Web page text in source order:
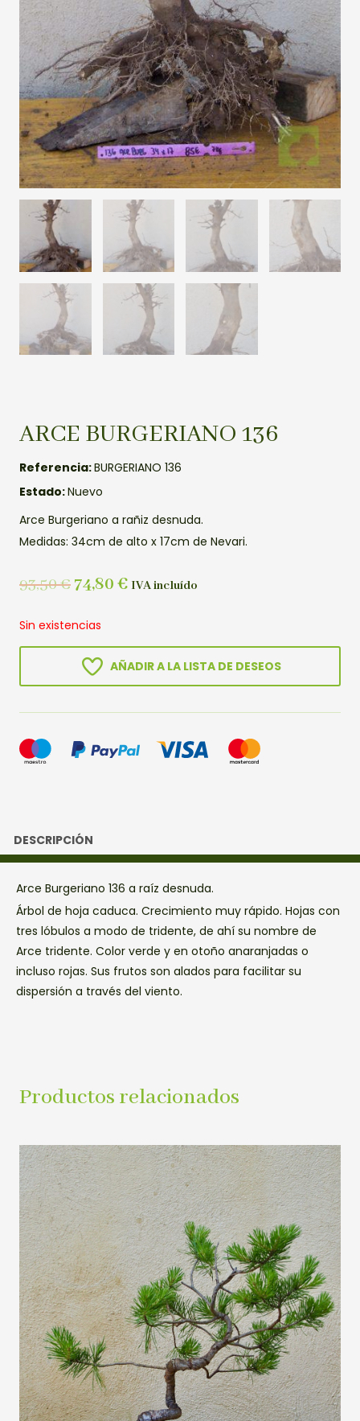
ARCE BURGERIANO 136
Referencia:BURGERIANO 136
Estado:Nuevo
Arce Burgeriano a rañiz desnuda.
Medidas: 34cm de alto x 17cm de Nevari.
93,50€ 74,80 € IVA incluído
Sin existencias
AÑADIR A LA LISTA DE DESEOS
DESCRIPCIÓN
Arce Burgeriano 136 a raíz desnuda.
Árbol de hoja caduca. Crecimiento muy rápido. Hojas con
tres lóbulos a modo de tridente, de ahí su nombre de
Arce tridente. Color verde y en otoño anaranjadas o
incluso rojas. Sus frutos son alados para facilitar su
dispersión a través del viento.
Productos relacionados